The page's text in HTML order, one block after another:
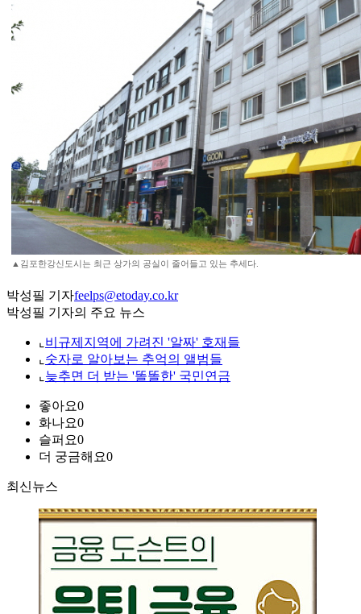
▲김포한강신도시는 최근 상가의 공실이 줄어들고 있는 추세다.
박성필 기자feelps@etoday.co.kr
박성필 기자의 주요 뉴스
⌞ 비규제지역에 가려진 '알짜' 호재들
⌞ 숫자로 알아보는 추억의 앨범들
⌞ 늦추면 더 받는 '똘똘한' 국민연금
좋아요0
화나요0
슬퍼요0
더 궁금해요0
최신뉴스